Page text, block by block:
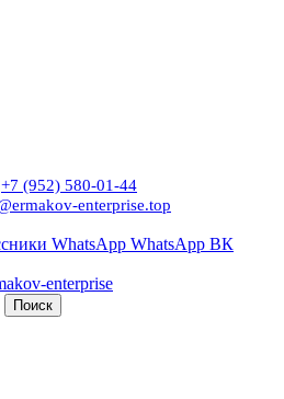
+7 (952) 580-01-44
enterprise.top
WhatsApp WhatsApp ВК
Поиск